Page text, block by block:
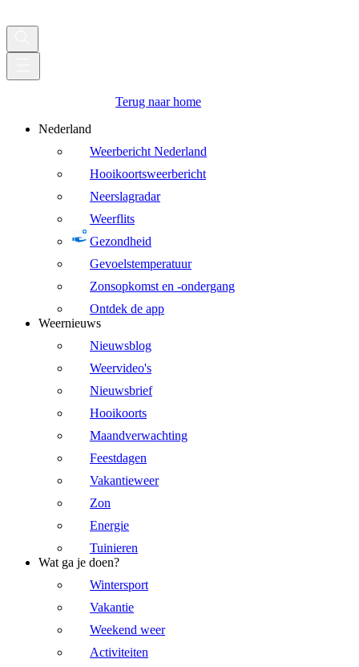
Terug naar home
Nederland
Weerbericht Nederland
Hooikoortsweerbericht
Neerslagradar
Weerflits
Gezondheid
Gevoelstemperatuur
Zonsopkomst en -ondergang
Ontdek de app
Weernieuws
Nieuwsblog
Weervideo's
Nieuwsbrief
Hooikoorts
Maandverwachting
Feestdagen
Vakantieweer
Zon
Energie
Tuinieren
Wat ga je doen?
Wintersport
Vakantie
Weekend weer
Activiteiten